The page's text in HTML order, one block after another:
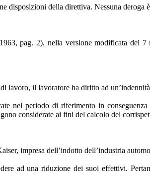
della direttiva. Nessuna deroga
pag. 2), nella versione modificata
lavoro, il lavoratore ha diritto ad
nel periodo di riferimento in
considerate ai fini del calcolo del
impresa dell’indotto dell’industria
ad una riduzione dei suoi effettivi.